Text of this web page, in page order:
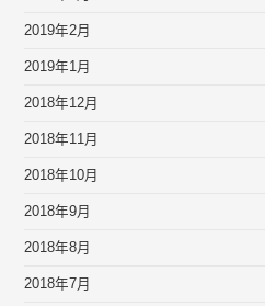
2019年2月
2019年1月
2018年12月
2018年11月
2018年10月
2018年9月
2018年8月
2018年7月